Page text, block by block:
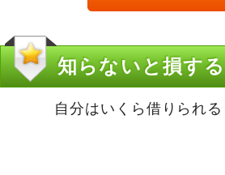
知らないと損す
自分はいくら借りられ